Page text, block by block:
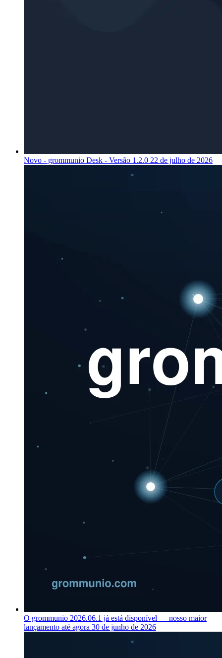
Novo - grommunio Desk - Versão 1.2.0 22 de julho de 2026
O grommunio 2026.06.1 já está disponível — nosso maior
lançamento até agora 30 de junho de 2026